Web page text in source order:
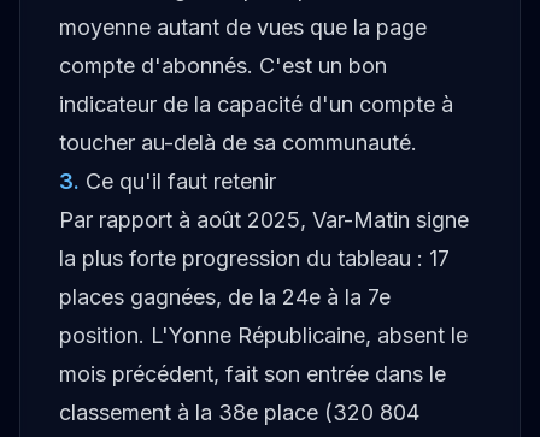
moyenne autant de vues que la page
compte d'abonnés. C'est un bon
indicateur de la capacité d'un compte à
toucher au-delà de sa communauté.
3. Ce qu'il faut retenir
Par rapport à août 2025, Var-Matin signe
la plus forte progression du tableau : 17
places gagnées, de la 24e à la 7e
position. L'Yonne Républicaine, absent le
mois précédent, fait son entrée dans le
classement à la 38e place (320 804